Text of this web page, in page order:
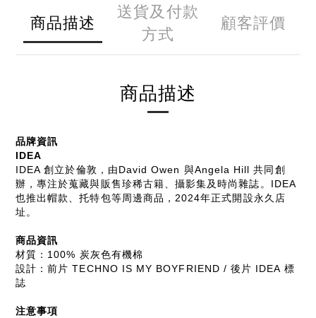
商品描述
送貨及付款
方式
顧客評價
商品描述
品牌資訊
IDEA
IDEA 創立於倫敦，由David Owen 與Angela Hill 共同創
辦，專注於蒐藏與販售珍稀古籍、攝影集及時尚雜誌。IDEA
也推出帽款、托特包等周邊商品，2024年正式開設永久店
址。
商品資訊
材質：100% 炭灰色有機棉
設計：前片 TECHNO IS MY BOYFRIEND / 後片 IDEA 標
誌
注意事項